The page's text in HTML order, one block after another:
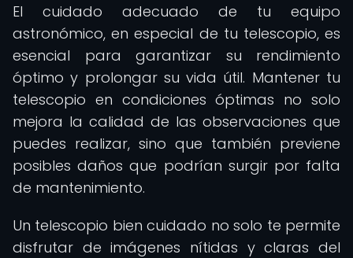
El cuidado adecuado de tu equipo
astronómico, en especial de tu telescopio, es
esencial para garantizar su rendimiento
óptimo y prolongar su vida útil. Mantener tu
telescopio en condiciones óptimas no solo
mejora la calidad de las observaciones que
puedes realizar, sino que también previene
posibles daños que podrían surgir por falta
de mantenimiento.
Un telescopio bien cuidado no solo te permite
disfrutar de imágenes nítidas y claras del